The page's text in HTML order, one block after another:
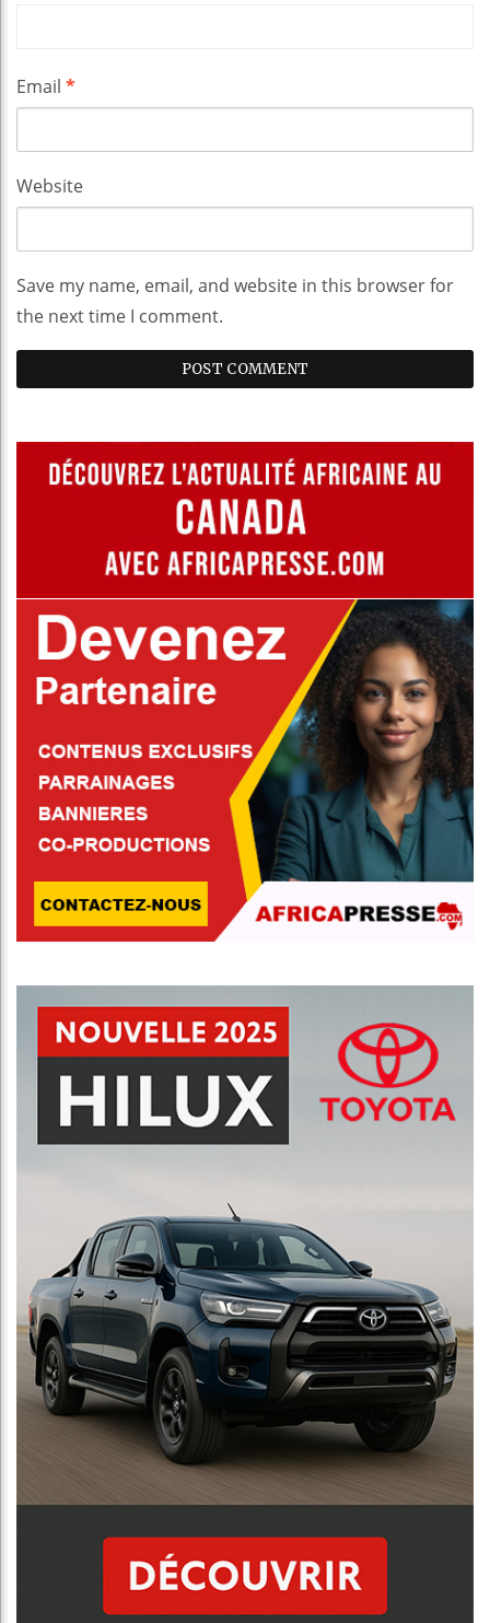
Email *
Website
Save my name, email, and website in this browser for
the next time I comment.